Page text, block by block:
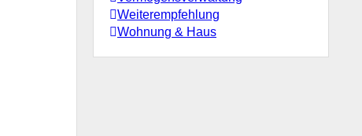
Weiterempfehlung
Wohnung & Haus